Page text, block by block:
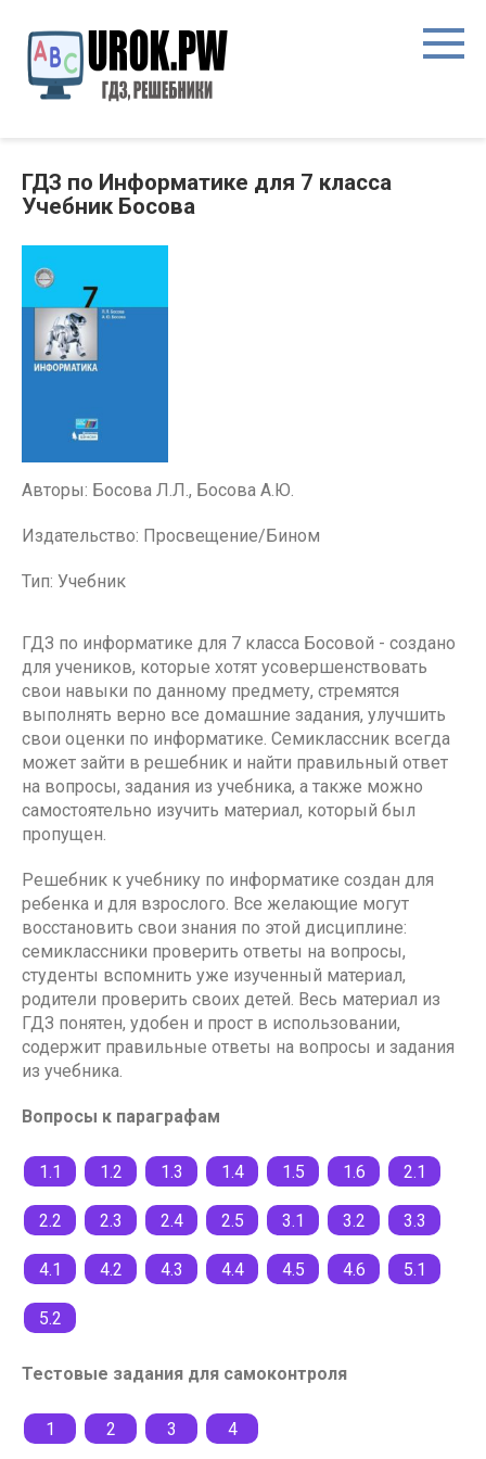
ГДЗ по Информатике для 7 класса
Учебник Босова
Авторы: Босова Л.Л., Босова А.Ю.
Издательство: Просвещение/Бином
Тип: Учебник
ГДЗ по информатике для 7 класса Босовой - создано
для учеников, которые хотят усовершенствовать
свои навыки по данному предмету, стремятся
выполнять верно все домашние задания, улучшить
свои оценки по информатике. Семиклассник всегда
может зайти в решебник и найти правильный ответ
на вопросы, задания из учебника, а также можно
самостоятельно изучить материал, который был
пропущен.
Решебник к учебнику по информатике создан для
ребенка и для взрослого. Все желающие могут
восстановить свои знания по этой дисциплине:
семиклассники проверить ответы на вопросы,
студенты вспомнить уже изученный материал,
родители проверить своих детей. Весь материал из
ГДЗ понятен, удобен и прост в использовании,
содержит правильные ответы на вопросы и задания
из учебника.
Вопросы к параграфам
1.1 1.2 1.3 1.4 1.5 1.6 2.1
2.2 2.3 2.4 2.5 3.1 3.2 3.3
4.1 4.2 4.3 4.4 4.5 4.6 5.1
5.2
Тестовые задания для самоконтроля
1 2 3 4